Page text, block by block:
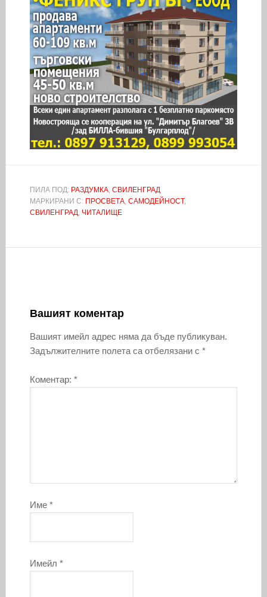
ПИЛА ПОД: РАЗДУМКА, СВИЛЕНГРАД
МАРКИРАНИ С: ПРОСВЕТА, САМОДЕЙНОСТ,
СВИЛЕНГРАД, ЧИТАЛИЩЕ
Вашият коментар
Вашият имейл адрес няма да бъде публикуван.
Задължителните полета са отбелязани с *
Коментар: *
Име *
Имейл *